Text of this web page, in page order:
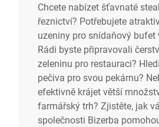
Chcete nabízet šťavnaté
řeznictví? Potřebujete
uzeniny pro snídaňový bufet
Rádi byste připravovali
zeleninu pro restauraci?
pečiva pro svou pekárnu?
efektivně krájet větší
farmářský trh? Zjistěte, jak
společnosti Bizerba